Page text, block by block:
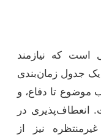
است که نیازمند
جدول زمان‌بندی
موضوع تا دفاع، و
انعطاف‌پذیری در
نیز از